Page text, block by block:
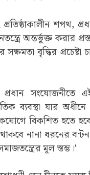
প্রতিষ্ঠাকালীন শপথ,
অন্তর্ভুক্ত করার
বৃদ্ধির প্রচেষ্টা
প্রধান সংযোজনীতে
ব্যবস্থা যার
বিকশিত হতে
নানা ধরনের
মূল স্তম্ভ।’